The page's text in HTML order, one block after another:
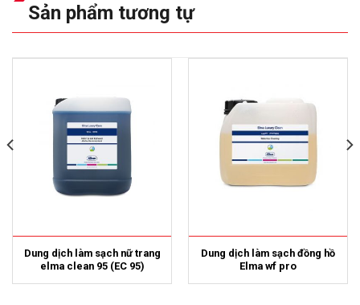
Sản phẩm tương tự
Dung dịch làm sạch nữ trang
elma clean 95 (EC 95)
Dung dịch làm sạch đồng hồ
Elma wf pro